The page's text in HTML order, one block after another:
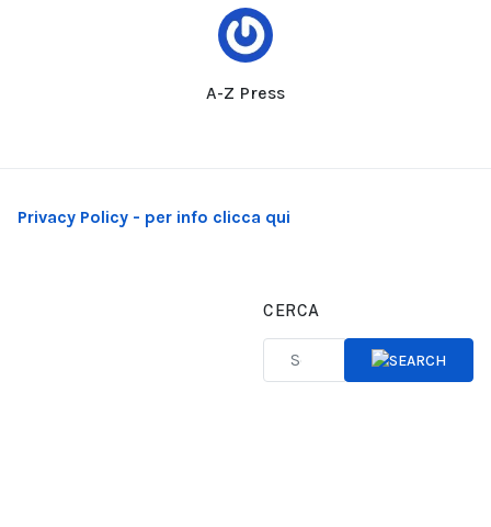
A-Z Press
Privacy Policy - per info clicca qui
CERCA